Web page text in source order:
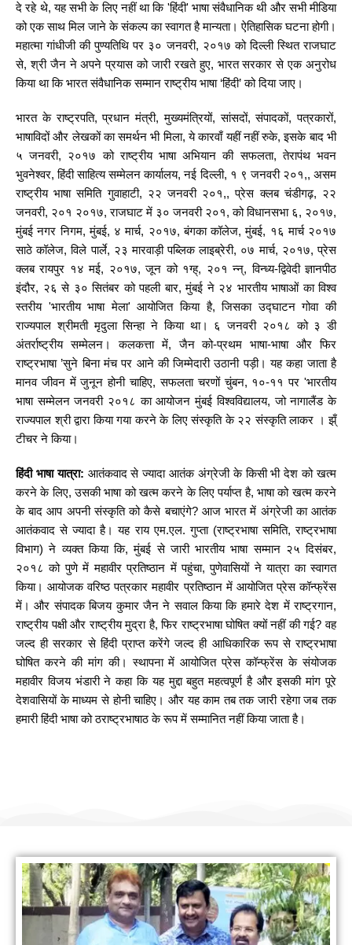
दे रहे थे, यह सभी के लिए नहीं था कि 'हिंदी' भाषा संवैधानिक थी और सभी मीडिया
को एक साथ मिल जाने के संकल्प का स्वागत है मान्यता। ऐतिहासिक घटना होगी।
महात्मा गांधीजी की पुण्यतिथि पर ३० जनवरी, २०१७ को दिल्ली स्थित राजघाट
से, श्री जैन ने अपने प्रयास को जारी रखते हुए, भारत सरकार से एक अनुरोध
किया था कि भारत संवैधानिक सम्मान राष्ट्रीय भाषा ‘हिंदी’ को दिया जाए।
भारत के राष्ट्रपति, प्रधान मंत्री, मुख्यमंत्रियों, सांसदों, संपादकों, पत्रकारों,
भाषाविदों और लेखकों का समर्थन भी मिला, ये कारवाँ यहीं नहीं रुके, इसके बाद भी
५ जनवरी, २०१७ को राष्ट्रीय भाषा अभियान की सफलता, तेरापंथ भवन
भुवनेश्वर, हिंदी साहित्य सम्मेलन कार्यालय, नई दिल्ली, १ ९ जनवरी २०१,, असम
राष्ट्रीय भाषा समिति गुवाहाटी, २२ जनवरी २०१,, प्रेस क्लब चंडीगढ़, २२
जनवरी, २०१ २०१७, राजघाट में ३० जनवरी २०१, को विधानसभा ६, २०१७,
मुंबई नगर निगम, मुंबई, ४ मार्च, २०१७, बंगका कॉलेज, मुंबई, १६ मार्च २०१७
साठे कॉलेज, विले पार्ले, २३ मारवाड़ी पब्लिक लाइब्रेरी, ०७ मार्च, २०१७, प्रेस
क्लब रायपुर १४ मई, २०१७, जून को १ग्ह्, २०१ न्न्, विन्ध्य-द्विवेदी ज्ञानपीठ
इंदौर, २६ से ३० सितंबर को पहली बार, मुंबई ने २४ भारतीय भाषाओं का विश्व
स्तरीय 'भारतीय भाषा मेला' आयोजित किया है, जिसका उद्घाटन गोवा की
राज्यपाल श्रीमती मृदुला सिन्हा ने किया था। ६ जनवरी २०१८ को ३ डी
अंतर्राष्ट्रीय सम्मेलन। कलकत्ता में, जैन को-प्रथम भाषा-भाषा और फिर
राष्ट्रभाषा ’सुने बिना मंच पर आने की जिम्मेदारी उठानी पड़ी। यह कहा जाता है
मानव जीवन में जुनून होनी चाहिए, सफलता चरणों चुंबन, १०-११ पर 'भारतीय
भाषा सम्मेलन जनवरी २०१८ का आयोजन मुंबई विश्वविद्यालय, जो नागालैंड के
राज्यपाल श्री द्वारा किया गया करने के लिए संस्कृति के २२ संस्कृति लाकर । झ्ँ
टीचर ने किया।
हिंदी भाषा यात्रा: आतंकवाद से ज्यादा आतंक अंग्रेजी के किसी भी देश को खत्म
करने के लिए, उसकी भाषा को खत्म करने के लिए पर्याप्त है, भाषा को खत्म करने
के बाद आप अपनी संस्कृति को कैसे बचाएंगे? आज भारत में अंग्रेजी का आतंक
आतंकवाद से ज्यादा है। यह राय एम.एल. गुप्ता (राष्ट्रभाषा समिति, राष्ट्रभाषा
विभाग) ने व्यक्त किया कि, मुंबई से जारी भारतीय भाषा सम्मान २५ दिसंबर,
२०१८ को पुणे में महावीर प्रतिष्ठान में पहुंचा, पुणेवासियों ने यात्रा का स्वागत
किया। आयोजक वरिष्ठ पत्रकार महावीर प्रतिष्ठान में आयोजित प्रेस कॉन्फ्रेंस
में। और संपादक बिजय कुमार जैन ने सवाल किया कि हमारे देश में राष्ट्रगान,
राष्ट्रीय पक्षी और राष्ट्रीय मुद्रा है, फिर राष्ट्रभाषा घोषित क्यों नहीं की गई? वह
जल्द ही सरकार से हिंदी प्राप्त करेंगे जल्द ही आधिकारिक रूप से राष्ट्रभाषा
घोषित करने की मांग की। स्थापना में आयोजित प्रेस कॉन्फ्रेंस के संयोजक
महावीर विजय भंडारी ने कहा कि यह मुद्दा बहुत महत्वपूर्ण है और इसकी मांग पूरे
देशवासियों के माध्यम से होनी चाहिए। और यह काम तब तक जारी रहेगा जब तक
हमारी हिंदी भाषा को ठराष्ट्रभाषाठ के रूप में सम्मानित नहीं किया जाता है।